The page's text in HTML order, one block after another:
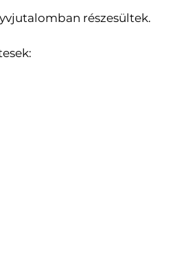
részesültek.